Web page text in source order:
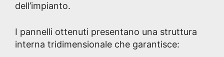
dell’impianto.
I pannelli ottenuti presentano una struttura
interna tridimensionale che garantisce: